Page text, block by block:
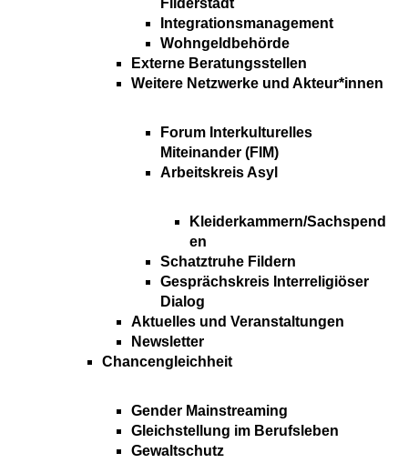
Filderstadt
Integrationsmanagement
Wohngeldbehörde
Externe Beratungsstellen
Weitere Netzwerke und Akteur*innen
Forum Interkulturelles
Miteinander (FIM)
Arbeitskreis Asyl
Kleiderkammern/Sachspend
en
Schatztruhe Fildern
Gesprächskreis Interreligiöser
Dialog
Aktuelles und Veranstaltungen
Newsletter
Chancengleichheit
Gender Mainstreaming
Gleichstellung im Berufsleben
Gewaltschutz